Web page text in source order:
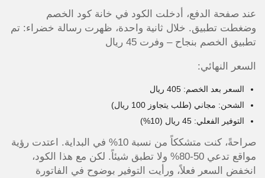
عند صفحة الدفع، أدخلت الكود في خانة كود الخصم
وضغطت تطبيق. خلال ثانية واحدة، ظهرت رسالة خضراء: تم
تطبيق الخصم بنجاح – وفرت 45 ريال
السعر النهائي:
السعر بعد الخصم: 405 ريال
الشحن: مجاني (طلب يتجاوز 100 ريال)
التوفير الفعلي: 45 ريال (10%)
صراحةً، كنت متشككاً من نسبة 10% في البداية. اعتدت رؤية
مواقع تدعي 50-80% ولا تطبق شيئاً. لكن مع هذا الكود،
انخفض السعر فعلاً، ورأيت التوفير بوضوح في الفاتورة